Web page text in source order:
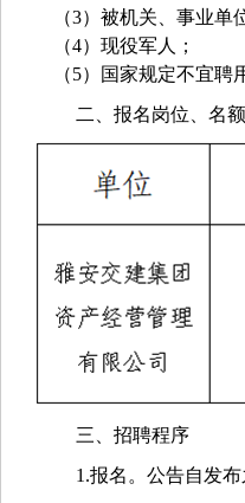
（3）被机关 事业单
（4）现役军人；
（5）国家规定不宜聘
二 、报名岗位、名
三 、招聘程序
1.报名。公告自发